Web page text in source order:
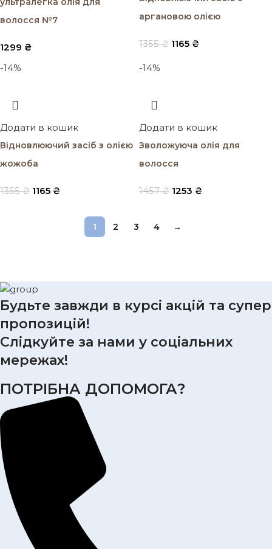
волосся №7
1299 ₴
аргановою олією
1355₴ 1165 ₴
-14%
Додати в кошик
Відновлюючий засіб з олією
жожоба
1355₴ 1165 ₴
-14%
Додати в кошик
Зволожуюча олія для
волосся
1457₴ 1253 ₴
1 2 3 4 →
Будьте завжди в курсі акцій та супер
пропозицій!
Слідкуйте за нами у соціальних
мережах!
ПОТРІБНА ДОПОМОГА?